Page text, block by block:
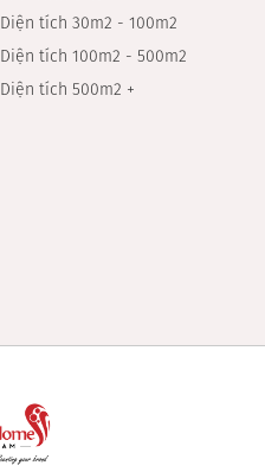
Diện tích 30m2 - 100m2
Diện tích 100m2 - 500m2
Diện tích 500m2 +